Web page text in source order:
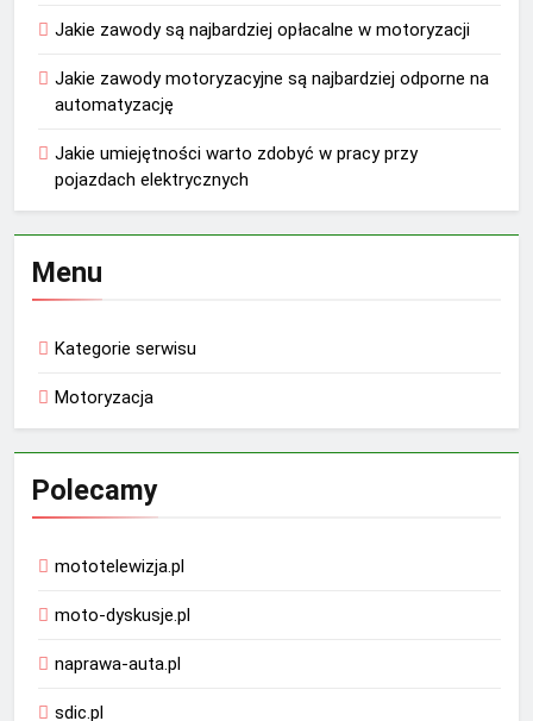
Jakie zawody są najbardziej opłacalne w motoryzacji
Jakie zawody motoryzacyjne są najbardziej odporne na
automatyzację
Jakie umiejętności warto zdobyć w pracy przy
pojazdach elektrycznych
Menu
Kategorie serwisu
Motoryzacja
Polecamy
mototelewizja.pl
moto-dyskusje.pl
naprawa-auta.pl
sdic.pl